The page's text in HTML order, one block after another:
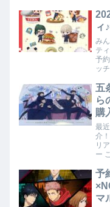
た
ω…
ィ
み
テ
予
ッ
ル
ル…
五
ら
購
最
介
リ
ー
飾
予
マ